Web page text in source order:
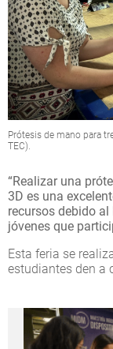
Prótesis de mano para
TEC).
“Realizar una
3D es una
recursos debido
jóvenes que
Esta feria se
estudiantes den a